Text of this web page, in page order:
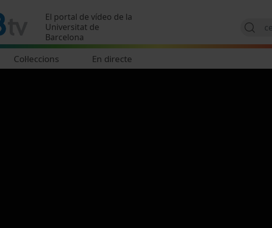
El portal de vídeo de la
Universitat de
Barcelona
Col·leccions En directe